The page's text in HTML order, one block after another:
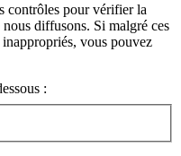
contrôles pour vérifier la
diffusons. Si malgré ces
vous pouvez
: